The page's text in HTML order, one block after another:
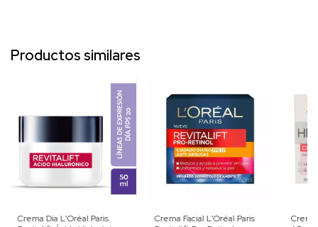
Productos similares
Crema Día L'Oréal Paris
Crema Facial L'Oréal Paris